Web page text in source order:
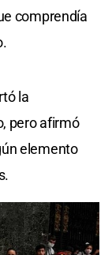
comprendía
la
pero afirmó
elemento